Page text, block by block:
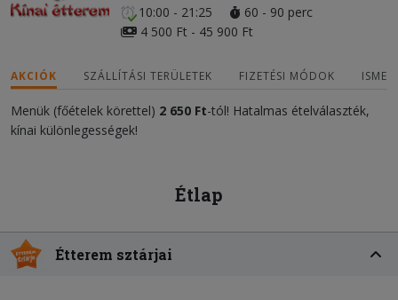
10:00 - 21:25
60 - 90 perc
4 500 Ft - 45 900 Ft
AKCIÓK SZÁLLÍTÁSI TERÜLETEK FIZETÉSI MÓDOK
Menük (főételek körettel) 2 650 Ft-tól! Hatalmas ételválaszték,
kínai különlegességek!
Étlap
Étterem sztárjai